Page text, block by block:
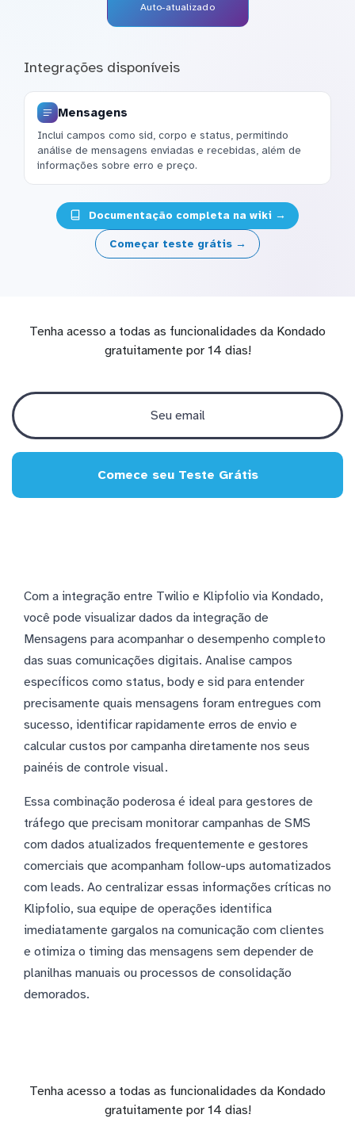
Auto-atualizado
Integrações disponíveis
Mensagens
Inclui campos como sid, corpo e status, permitindo
análise de mensagens enviadas e recebidas, além de
informações sobre erro e preço.
Documentação completa na wiki →
Começar teste grátis →
Tenha acesso a todas as funcionalidades da Kondado
gratuitamente por 14 dias!
Comece seu Teste Grátis
Com a integração entre Twilio e Klipfolio via Kondado,
você pode visualizar dados da integração de
Mensagens para acompanhar o desempenho completo
das suas comunicações digitais. Analise campos
específicos como status, body e sid para entender
precisamente quais mensagens foram entregues com
sucesso, identificar rapidamente erros de envio e
calcular custos por campanha diretamente nos seus
painéis de controle visual.
Essa combinação poderosa é ideal para gestores de
tráfego que precisam monitorar campanhas de SMS
com dados atualizados frequentemente e gestores
comerciais que acompanham follow-ups automatizados
com leads. Ao centralizar essas informações críticas no
Klipfolio, sua equipe de operações identifica
imediatamente gargalos na comunicação com clientes
e otimiza o timing das mensagens sem depender de
planilhas manuais ou processos de consolidação
demorados.
Tenha acesso a todas as funcionalidades da Kondado
gratuitamente por 14 dias!